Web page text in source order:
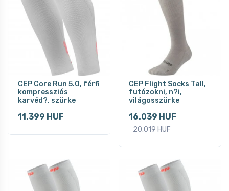
CEP Core Run 5.0, férfi
kompressziós
karvéd?, szürke
11.399 HUF
CEP Flight Socks Tall,
futózokni, n?i,
világosszürke
16.039 HUF
20.019 HUF